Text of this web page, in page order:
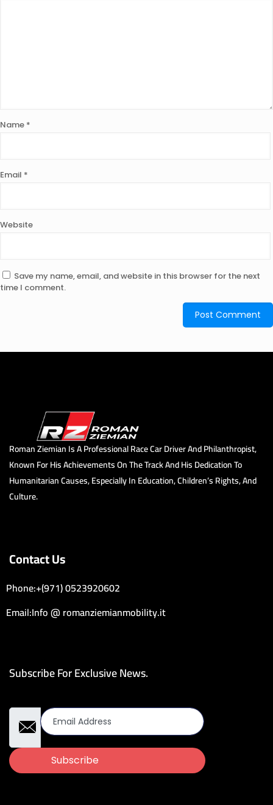
Name *
Email *
Website
Save my name, email, and website in this browser for the next
time I comment.
Roman Ziemian Is A Professional Race Car Driver And Philanthropist,
Known For His Achievements On The Track And His Dedication To
Humanitarian Causes, Especially In Education, Children’s Rights, And
Culture.
Contact Us
Phone:+(971) 0523920602
Email:Info @ romanziemianmobility.it
Subscribe For Exclusive News.
Subscribe